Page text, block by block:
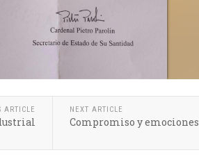
ARTICLE NEXT ARTICLE
Compromiso y emociones